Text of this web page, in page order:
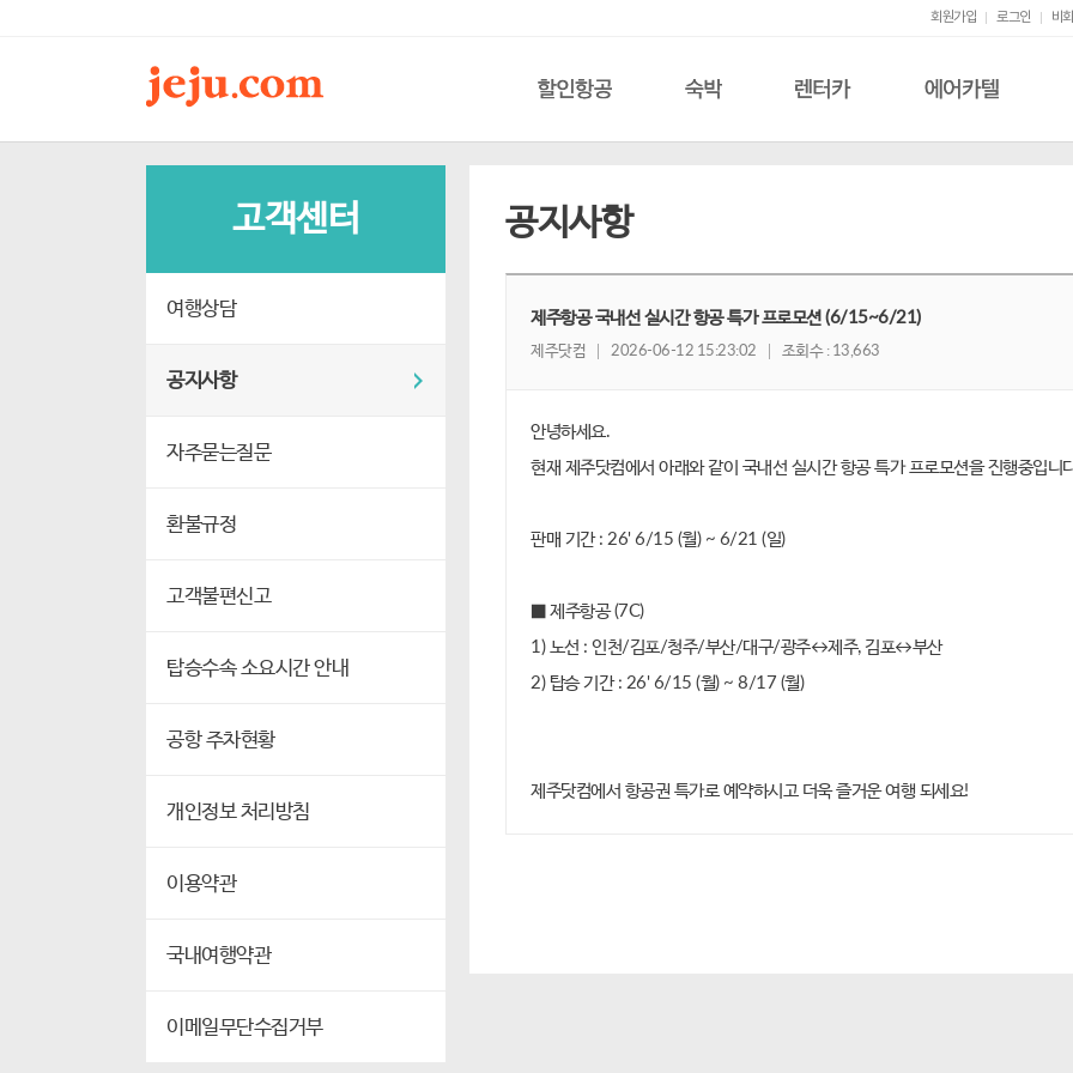
회원가입 로그인 비
할인항공 숙박 렌터카 에어카텔
고객센터
여행상담
공지사항
자주묻는질문
환불규정
고객불편신고
탑승수속 소요시간 안내
공항 주차현황
개인정보 처리방침
이용약관
국내여행약관
이메일무단수집거부
공지사항
제주항공 국내선 실시간 항공 특가 프로모션 (6/15~6/21)
제주닷컴 2026-06-12 15:23:02 조회수 : 13,663
안녕하세요.
현재 제주닷컴에서 아래와 같이 국내선 실시간 항공 특가 프로모션을 진행중입니
판매 기간 : 26' 6/15 (월) ~ 6/21 (일)
■ 제주항공 (7C)
1) 노선 : 인천/김포/청주/부산/대구/광주↔제주, 김포↔부산
2) 탑승 기간 : 26' 6/15 (월) ~ 8/17 (월)
제주닷컴에서 항공권 특가로 예약하시고 더욱 즐거운 여행 되세요!